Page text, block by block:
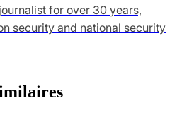
for over 30 years,
security and national security